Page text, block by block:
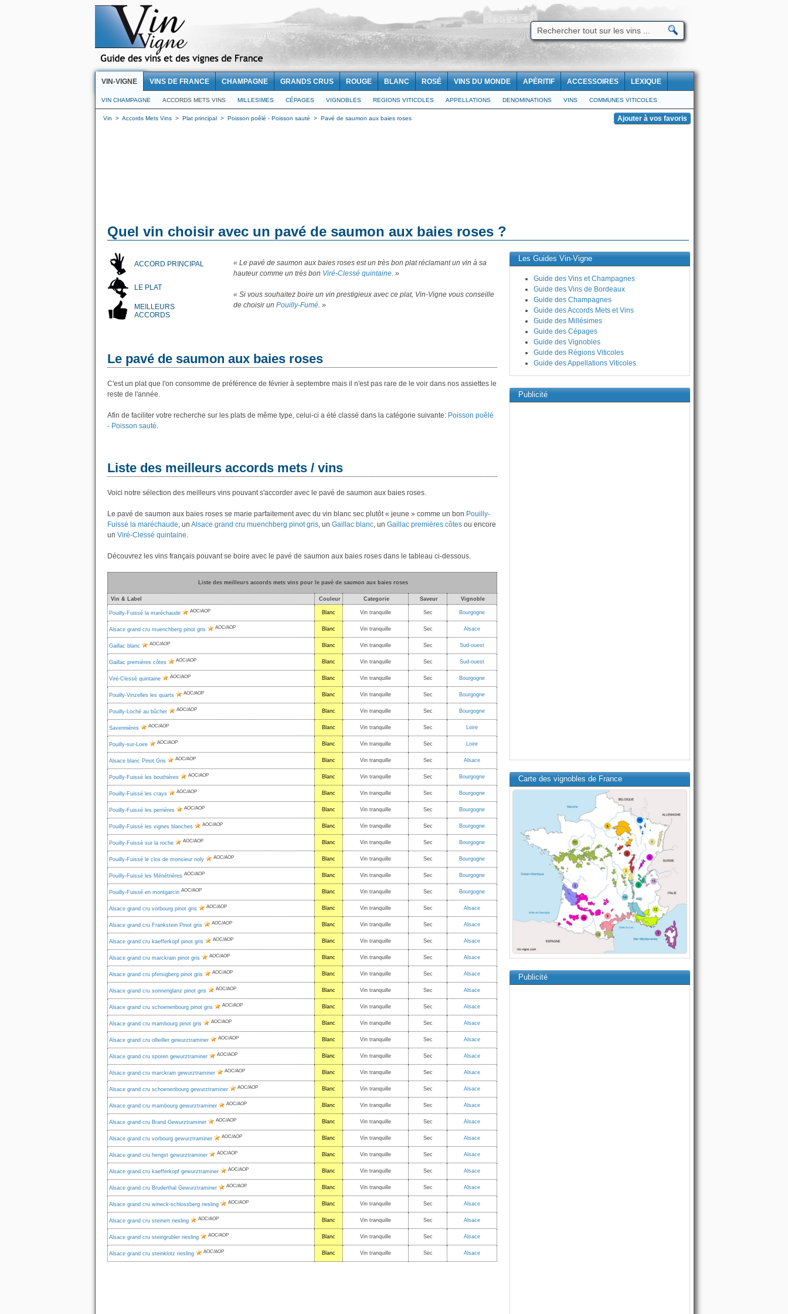
VIN-VIGNE VINS DE FRANCE CHAMPAGNE GRANDS CRUS ROUGE BLANC ROSÉ VINS DU MONDE APÉRITIF ACCESSOIRES LEXIQUE
VIN CHAMPAGNE ACCORDS METS VINS MILLESIMES CÉPAGES VIGNOBLES REGIONS VITICOLES APPELLATIONS DENOMINATIONS VINS COMMUNES VITICOLES
Vin > Accords Mets Vins > Plat principal > Poisson poêlé - Poisson sauté > Pavé de saumon aux baies roses
Quel vin choisir avec un pavé de saumon aux baies roses ?
ACCORD PRINCIPAL
LE PLAT
MEILLEURS
ACCORDS
« Le pavé de saumon aux baies roses est un très bon plat réclamant un vin à sa
hauteur comme un très bon Viré-Clessé quintaine. »
« Si vous souhaitez boire un vin prestigieux avec ce plat, Vin-Vigne vous conseille
de choisir un Pouilly-Fumé. »
Le pavé de saumon aux baies roses
C'est un plat que l'on consomme de préférence de février à septembre mais il n'est pas rare de le voir dans nos assiettes le
reste de l'année.
Afin de faciliter votre recherche sur les plats de même type, celui-ci a été classé dans la catégorie suivante: Poisson poêlé
- Poisson sauté.
Liste des meilleurs accords mets / vins
Voici notre sélection des meilleurs vins pouvant s'accorder avec le pavé de saumon aux baies roses.
Le pavé de saumon aux baies roses se marie parfaitement avec du vin blanc sec plutôt « jeune » comme un bon Pouilly-
Fuissé la maréchaude, un Alsace grand cru muenchberg pinot gris, un Gaillac blanc, un Gaillac premières côtes ou encore
un Viré-Clessé quintaine.
Découvrez les vins français pouvant se boire avec le pavé de saumon aux baies roses dans le tableau ci-dessous.
Liste des meilleurs accords mets vins pour le pavé de saumon aux baies roses
Vin & Label Couleur Categorie Saveur Vignoble
Pouilly-Fuissé la maréchaude AOC/AOP Blanc Vin tranquille Sec Bourgogne
Alsace grand cru muenchberg pinot gris AOC/AOP Blanc Vin tranquille Sec Alsace
Gaillac blanc AOC/AOP Blanc Vin tranquille Sec Sud-ouest
Gaillac premières côtes AOC/AOP Blanc Vin tranquille Sec Sud-ouest
Viré-Clessé quintaine AOC/AOP Blanc Vin tranquille Sec Bourgogne
Pouilly-Vinzelles les quarts AOC/AOP Blanc Vin tranquille Sec Bourgogne
Pouilly-Loché au bûcher AOC/AOP Blanc Vin tranquille Sec Bourgogne
Savennières AOC/AOP Blanc Vin tranquille Sec Loire
Pouilly-sur-Loire AOC/AOP Blanc Vin tranquille Sec Loire
Alsace blanc Pinot Gris AOC/AOP Blanc Vin tranquille Sec Alsace
Pouilly-Fuissé les bouthières AOC/AOP Blanc Vin tranquille Sec Bourgogne
Pouilly-Fuissé les crays AOC/AOP Blanc Vin tranquille Sec Bourgogne
Pouilly-Fuissé les perrières AOC/AOP Blanc Vin tranquille Sec Bourgogne
Pouilly-Fuissé les vignes blanches AOC/AOP Blanc Vin tranquille Sec Bourgogne
Pouilly-Fuissé sur la roche AOC/AOP Blanc Vin tranquille Sec Bourgogne
Pouilly-Fuissé le clos de monsieur noly AOC/AOP Blanc Vin tranquille Sec Bourgogne
Pouilly-Fuissé les Ménétrières AOC/AOP Blanc Vin tranquille Sec Bourgogne
Pouilly-Fuissé en montgarcin AOC/AOP Blanc Vin tranquille Sec Bourgogne
Alsace grand cru vorbourg pinot gris AOC/AOP Blanc Vin tranquille Sec Alsace
Alsace grand cru Frankstein Pinot gris AOC/AOP Blanc Vin tranquille Sec Alsace
Alsace grand cru kaefferkopf pinot gris AOC/AOP Blanc Vin tranquille Sec Alsace
Alsace grand cru marckrain pinot gris AOC/AOP Blanc Vin tranquille Sec Alsace
Alsace grand cru pfersigberg pinot gris AOC/AOP Blanc Vin tranquille Sec Alsace
Alsace grand cru sonnenglanz pinot gris AOC/AOP Blanc Vin tranquille Sec Alsace
Alsace grand cru schoenenbourg pinot gris AOC/AOP Blanc Vin tranquille Sec Alsace
Alsace grand cru mambourg pinot gris AOC/AOP Blanc Vin tranquille Sec Alsace
Alsace grand cru ollwiller gewurztraminer AOC/AOP Blanc Vin tranquille Sec Alsace
Alsace grand cru sporen gewurztraminer AOC/AOP Blanc Vin tranquille Sec Alsace
Alsace grand cru marckrain gewurztraminer AOC/AOP Blanc Vin tranquille Sec Alsace
Alsace grand cru schoenenbourg gewurztraminer AOC/AOP Blanc Vin tranquille Sec Alsace
Alsace grand cru mambourg gewurztraminer AOC/AOP Blanc Vin tranquille Sec Alsace
Alsace grand cru Brand Gewurztraminer AOC/AOP Blanc Vin tranquille Sec Alsace
Alsace grand cru vorbourg gewurztraminer AOC/AOP Blanc Vin tranquille Sec Alsace
Alsace grand cru hengst gewurztraminer AOC/AOP Blanc Vin tranquille Sec Alsace
Alsace grand cru kaefferkopf gewurztraminer AOC/AOP Blanc Vin tranquille Sec Alsace
Alsace grand cru Bruderthal Gewurztraminer AOC/AOP Blanc Vin tranquille Sec Alsace
Alsace grand cru wineck-schlossberg riesling AOC/AOP Blanc Vin tranquille Sec Alsace
Alsace grand cru steinert riesling AOC/AOP Blanc Vin tranquille Sec Alsace
Alsace grand cru steingrubler riesling AOC/AOP Blanc Vin tranquille Sec Alsace
Alsace grand cru steinklotz riesling AOC/AOP Blanc Vin tranquille Sec Alsace
Les Guides Vin-Vigne
Guide des Vins et Champagnes
Guide des Vins de Bordeaux
Guide des Champagnes
Guide des Accords Mets et Vins
Guide des Millésimes
Guide des Cépages
Guide des Vignobles
Guide des Régions Viticoles
Guide des Appellations Viticoles
Publicité
Carte des vignobles de France
Publicité